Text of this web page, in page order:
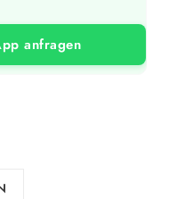
anfragen